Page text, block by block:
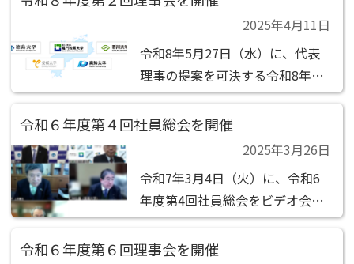
1号議案 事務局長1名選定の件
2025年4月11日
令和8年5月27日（水）に、代表
理事の提案を可決する令和8年度
第2回理事会の決議 があったもの
とみなされました。 決議事項 (1)
第1号議案 令和8年度第1回社員総
令和６年度第４回社員総会を開催
2025年3月26日
令和7年3月4日（火）に、令和6
年度第4回社員総会をビデオ会議
（ZOOM）で開催しました。 決
議事項 （1）第1号議案 負担金の
令和６年度第６回理事会を開催